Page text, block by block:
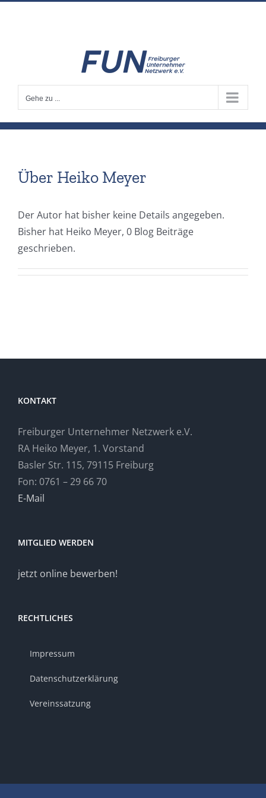
Gehe zu ...
Über Heiko Meyer
Der Autor hat bisher keine Details angegeben.
Bisher hat Heiko Meyer, 0 Blog Beiträge
geschrieben.
KONTAKT
Freiburger Unternehmer Netzwerk e.V.
RA Heiko Meyer, 1. Vorstand
Basler Str. 115, 79115 Freiburg
Fon: 0761 – 29 66 70
E-Mail
MITGLIED WERDEN
jetzt online bewerben!
RECHTLICHES
Impressum
Datenschutzerklärung
Vereinssatzung